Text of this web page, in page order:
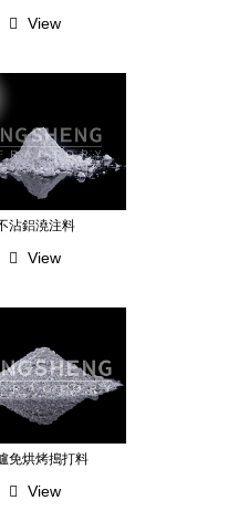
View
沾鋁澆注料
View
免烘烤搗打料
View